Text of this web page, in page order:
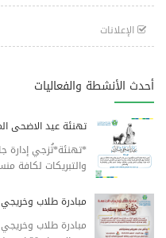
الإعلانات
أحدث الأنشطة والفعاليات
تهنئة عيد الاضحى
*تهنئة*تُزجي إدارة
والتبريكات لكافة
مبادرة طلاب
مبادرة طلاب وخريجي